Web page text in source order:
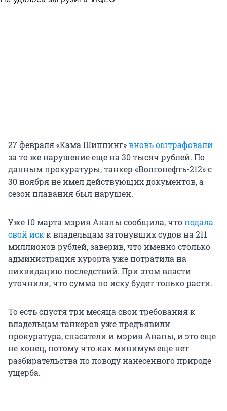
27 февраля «Кама Шиппинг»вновь оштрафовали
за то же нарушение еще на 30 тысяч рублей. По
данным прокуратуры, танкер «Волгонефть-212» с
30 ноября не имел действующих документов, а
сезон плавания был нарушен.
Уже 10 марта мэрия Анапы сообщила, чтоподала
свой искк владельцам затонувших судов на 211
миллионов рублей, заверив, что именно столько
администрация курорта уже потратила на
ликвидацию последствий. При этом власти
уточнили, что сумма по иску будет только расти.
То есть спустя три месяца свои требования к
владельцам танкеров уже предъявили
прокуратура, спасатели и мэрия Анапы, и это еще
не конец, потому что как минимум еще нет
разбирательства по поводу нанесенного природе
ущерба.